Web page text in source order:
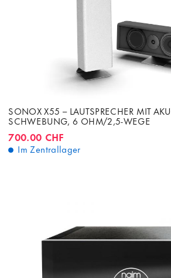
SONOX X55 – LAUTSPRECHER MIT
SCHWEBUNG, 6 OHM/2,5-WEGE
700.00 CHF
Im Zentrallager